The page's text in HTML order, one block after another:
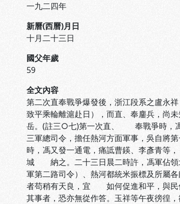
一九二四年
新曆(西曆)月日
十月二十三日
國父年歲
59
全文內容
第二次直奉戰爭爆發後，浙江段系之盧
致平乘輪離滬赴日），而直、奉鏖兵，
岳。(註三○七)第一次直、 奉戰爭時，
三軍總司令，擔任熱河方面軍事，吳自將
時，馮又發一通電，痛詆曹鍈、李彥青等
城 納之。二十三日晨二時許，馮軍佔領
軍第二路司令）、熱河都統米振標及所屬
者苟稍有天良，宜 如何促進和平，與民
其事者，恐亦無從作答。玉祥等午夜徬徨